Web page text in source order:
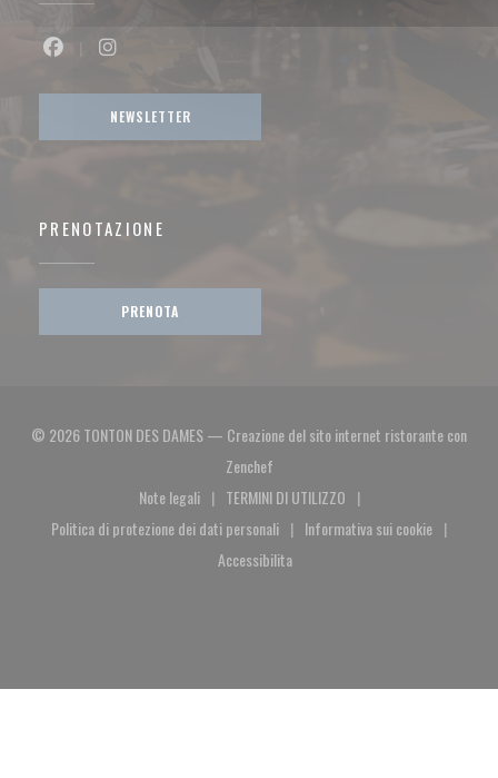
Facebook ((apre una nuova finestra))
NEWSLETTER
PRENOTAZIONE
PRENOTA
© 2026 TONTON DES DAMES — Creazione del sito internet ristorante con
Zenchef((apre una nuova finestra))
Note legali
((apre una nuova finestra))
TERMINI DI UTILIZZO
((apre una nuova finestra))
Politica di protezione dei dati personali
((apre una nuova finestra))
Informativa sui cookie
((apre una nuova
Accessibilita
((apre una nuova finestra))